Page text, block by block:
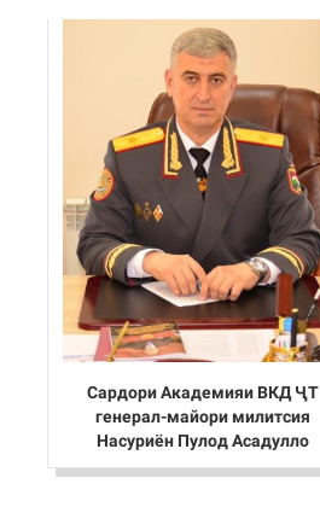
Сардори Академияи ВКД ҶТ
генерал-майори милитсия
Насуриён Пулод Асадулло